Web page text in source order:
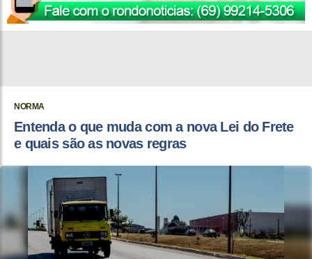
NORMA
Entenda o que muda com a nova Lei do Frete
e quais são as novas regras